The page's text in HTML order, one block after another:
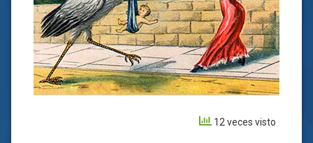
12 veces visto